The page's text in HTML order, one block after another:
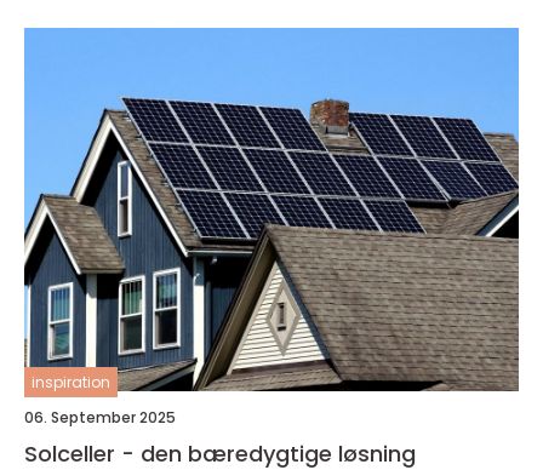
inspiration
06. September 2025
Solceller - den bæredygtige løsning